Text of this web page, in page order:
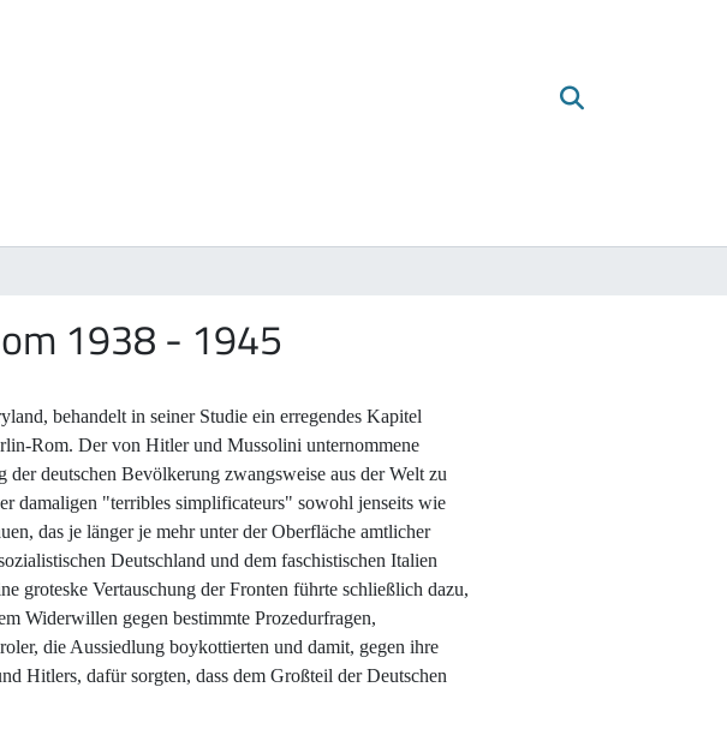
1938 - 1945
behandelt in seiner Studie ein erregendes Kapitel
Rom. Der von Hitler und Mussolini unternommene
deutschen Bevölkerung zwangsweise aus der Welt zu
damaligen "terribles simplificateurs" sowohl jenseits wie
das je länger je mehr unter der Oberfläche amtlicher
Deutschland und dem faschistischen Italien
groteske Vertauschung der Fronten führte schließlich dazu,
Widerwillen gegen bestimmte Prozedurfragen,
die Aussiedlung boykottierten und damit, gegen ihre
Hitlers, dafür sorgten, dass dem Großteil der Deutschen